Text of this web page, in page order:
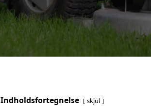
Indholdsfortegnelse skjul